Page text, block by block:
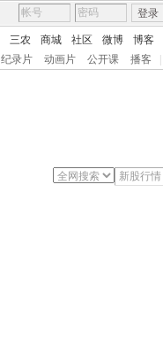
登录
三农 商城 社区 微博 博客
纪录片 动画片 公开课 播客